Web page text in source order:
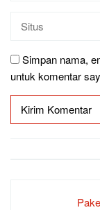
Simpan nama,
untuk komentar